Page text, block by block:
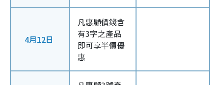
4月12日
凡惠顧價錢含
有3字之產品
即可享半價優
惠